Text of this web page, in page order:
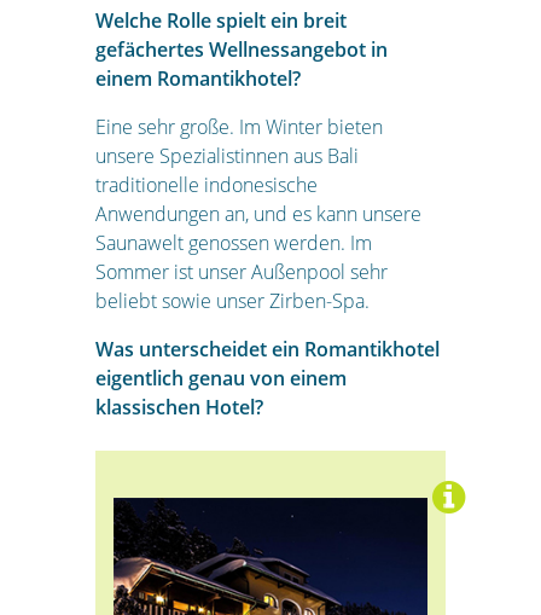
Welche Rolle spielt ein breit
gefächertes Wellnessangebot in
einem Romantikhotel?
Eine sehr große. Im Winter bieten
unsere Spezialistinnen aus Bali
traditionelle indonesische
Anwendungen an, und es kann unsere
Saunawelt genossen werden. Im
Sommer ist unser Außenpool sehr
beliebt sowie unser Zirben-Spa.
Was unterscheidet ein Romantikhotel
eigentlich genau von einem
klassischen Hotel?